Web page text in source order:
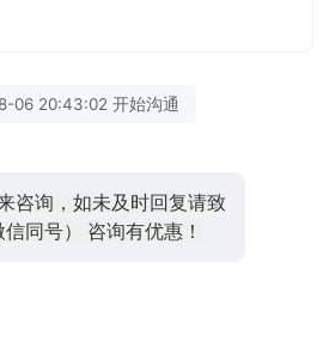
06 20:43:02 开始沟通
咨询，如未及时回复请致
信同号） 咨询有优惠！